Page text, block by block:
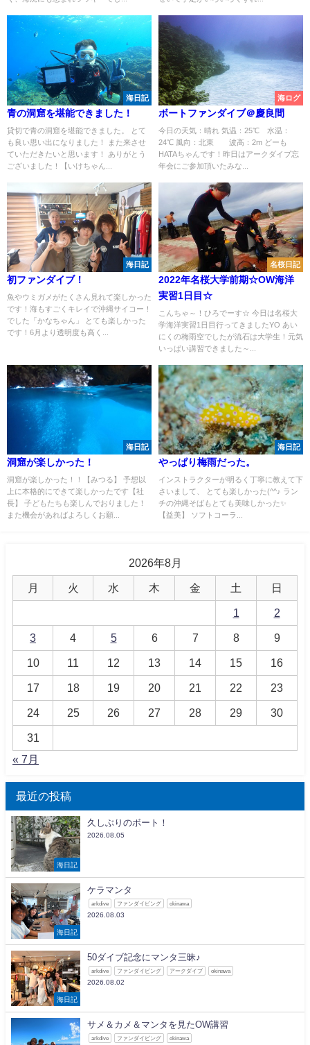
海日記
青の洞窟を堪能できました！
貸切で青の洞窟を堪能できました。 とて
も良い思い出になりました！ また来させ
ていただきたいと思います！ ありがとう
ございました！【いけちゃん...
海ログ
ボートファンダイブ＠慶良間
今日の天気：晴れ 気温：25℃ 水温：
24℃ 風向：北東 波高：2m どーも
HATAちゃんです！昨日はアークダイブ忘
年会にご参加頂いたみな...
海日記
初ファンダイブ！
魚やウミガメがたくさん見れて楽しかった
です！海もすごくキレイで沖縄サイコー！
でした「かなちゃん」 とても楽しかった
です！6月より透明度も高く...
名桜日記
2022年名桜大学前期☆OW海洋
実習1日目☆
こんちゃ～！ひろでーす☆ 今日は名桜大
学海洋実習1日目行ってきましたYO あい
にくの梅雨空でしたが流石は大学生！元気
いっぱい講習できました～...
海日記
洞窟が楽しかった！
洞窟が楽しかった！！【みつる】 予想以
上に本格的にできて楽しかったです【社
長】 子どもたちも楽しんでおりました！
また機会があればよろしくお願...
海日記
やっぱり梅雨だった。
インストラクターが明るく丁寧に教えて下
さいまして、 とても楽しかった(^^♪ ラン
チの沖縄そばもとても美味しかった✨
【益美】 ソフトコーラ...
2026年8月
月 火 水 木 金 土 日
1 2
3 4 5 6 7 8 9
10 11 12 13 14 15 16
17 18 19 20 21 22 23
24 25 26 27 28 29 30
31
« 7月
最近の投稿
海日記
久しぶりのボート！
2026.08.05
海日記
ケラマンタ
arkdive ファンダイビング okinawa
2026.08.03
海日記
50ダイブ記念にマンタ三昧♪
arkdive ファンダイビング アークダイブ okinawa
2026.08.02
サメ＆カメ＆マンタを見たOW講習
arkdive ファンダイビング okinawa